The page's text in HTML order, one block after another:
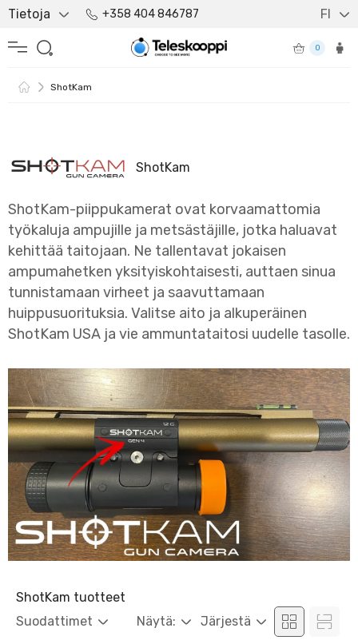
Tietoja +358 404 846787 FI
0
ShotKam
ShotKam
ShotKam-piippukamerat ovat korvaamattomia
työkaluja ampujille ja metsästäjille, jotka haluavat
kehittää taitojaan. Ne tallentavat jokaisen
ampumahetken yksityiskohtaisesti, auttaen sinua
tunnistamaan virheet ja saavuttamaan
huippusuorituksia. Valitse aito ja alkuperäinen
ShotKam USA ja vie ammuntataitosi uudelle tasolle.
ShotKam tuotteet
Suodattimet
Näytä: Järjestä